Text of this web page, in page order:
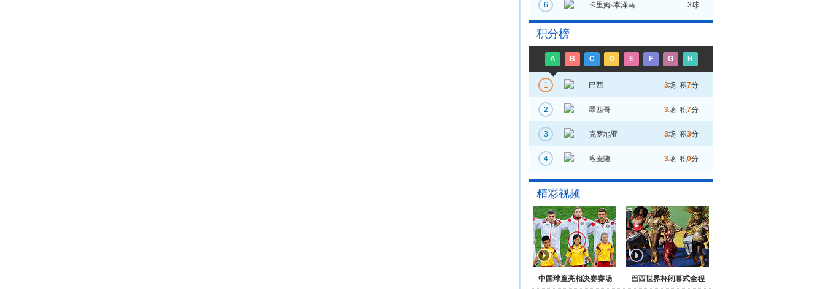
6 卡里姆·本泽马 3球
积分榜
A B C D E F G H
1 巴西 3场 积7分
2 墨西哥 3场 积7分
3 克罗地亚 3场 积3分
4 喀麦隆 3场 积0分
精彩视频
中国球童亮相决赛赛场 巴西世界杯闭幕式全程